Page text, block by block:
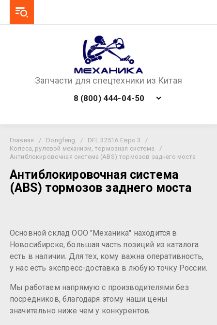
Запчасти для спецтехники из Китая
8 (800) 444-04-50
Главная / Dongfeng / DFL 3251A Евро 3
/
Колеса, рулевой механизм, тормозная система
/
Антиблокировочная система (ABS) тормозов заднего моста
Антиблокировочная система
(ABS) тормозов заднего моста
Основной склад ООО "Механика" находится в
Новосибирске, большая часть позиций из каталога
есть в наличии. Для тех, кому важна оперативность,
у нас есть экспресс-доставка в любую точку России.
Мы работаем напрямую с производителями без
посредников, благодаря этому наши цены
значительно ниже чем у конкурентов.